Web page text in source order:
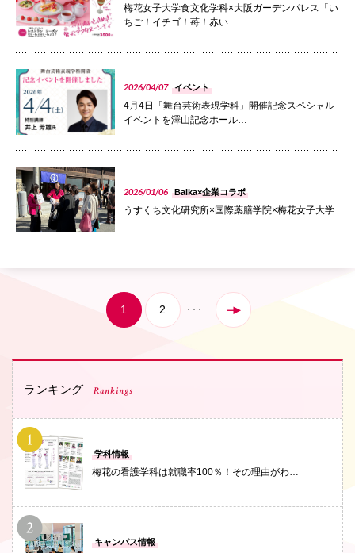
お問い合わせ 交通アクセス サイトマップ
BCCS 梅花メール 入学前プログラム
梅花女子大学食文化学科×大阪ガーデンパレス「い
ちご！イチゴ！苺！赤い…
2026/04/07 イベント
4月4日「舞台芸術表現学科」開催記念スペシャル
イベントを澤山記念ホール…
2026/01/06 Baika×企業コラボ
うすくち文化研究所×国際薬膳学院×梅花女子大学
1 2
ランキング Rankings
学科情報
梅花の看護学科は就職率100％！その理由がわ…
キャンパス情報